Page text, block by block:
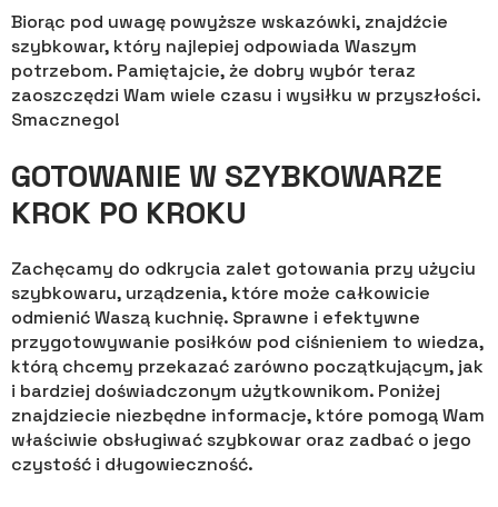
Biorąc pod uwagę powyższe wskazówki, znajdźcie
szybkowar, który najlepiej odpowiada Waszym
potrzebom. Pamiętajcie, że dobry wybór teraz
zaoszczędzi Wam wiele czasu i wysiłku w przyszłości.
Smacznego!
GOTOWANIE W SZYBKOWARZE
KROK PO KROKU
Zachęcamy do odkrycia zalet gotowania przy użyciu
szybkowaru, urządzenia, które może całkowicie
odmienić Waszą kuchnię. Sprawne i efektywne
przygotowywanie posiłków pod ciśnieniem to wiedza,
którą chcemy przekazać zarówno początkującym, jak
i bardziej doświadczonym użytkownikom. Poniżej
znajdziecie niezbędne informacje, które pomogą Wam
właściwie obsługiwać szybkowar oraz zadbać o jego
czystość i długowieczność.